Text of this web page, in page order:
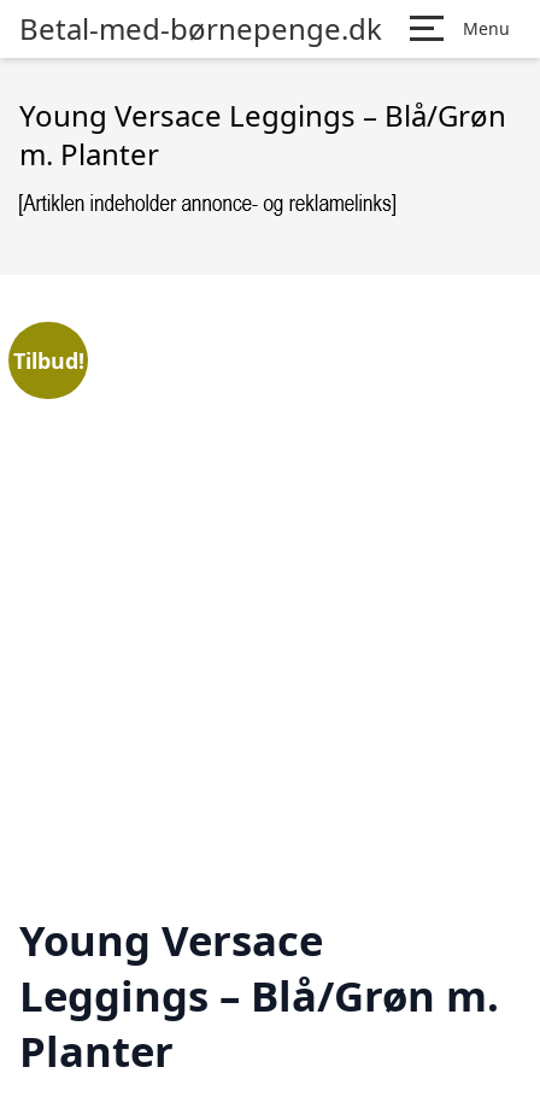
Betal-med-børnepenge.dk Menu
Young Versace Leggings – Blå/Grøn
m. Planter
Tilbud!
Young Versace
Leggings – Blå/Grøn m.
Planter